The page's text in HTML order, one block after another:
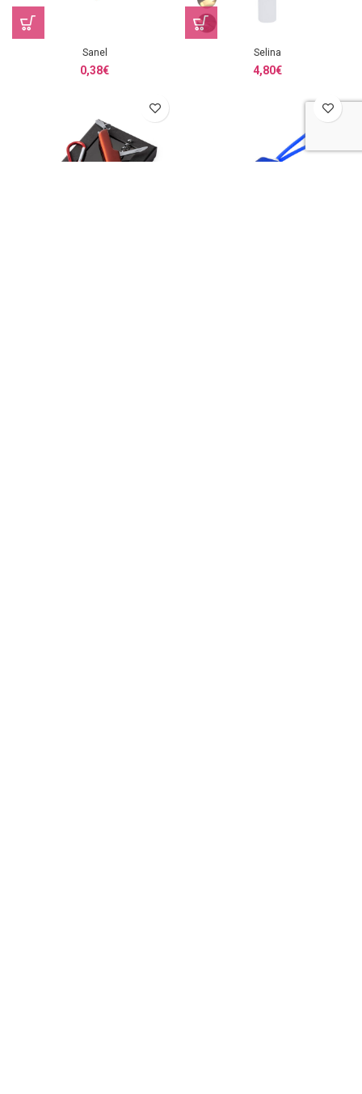
Sanel
0,38€
Selina
4,80€